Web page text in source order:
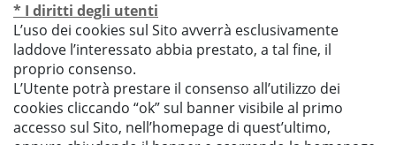
* I diritti degli utenti
L’uso dei cookies sul Sito avverrà esclusivamente
laddove l’interessato abbia prestato, a tal fine, il
proprio consenso.
L’Utente potrà prestare il consenso all’utilizzo dei
cookies cliccando “ok” sul banner visibile al primo
accesso sul Sito, nell’homepage di quest’ultimo,